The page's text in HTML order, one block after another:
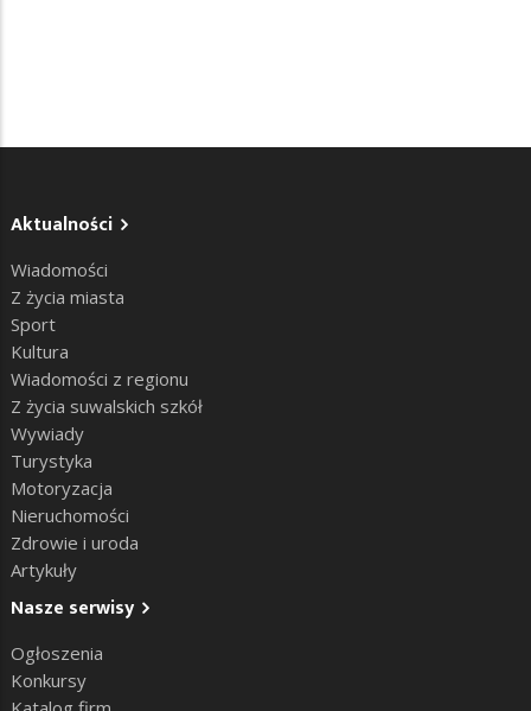
Aktualności
Wiadomości
Z życia miasta
Sport
Kultura
Wiadomości z regionu
Z życia suwalskich szkół
Wywiady
Turystyka
Motoryzacja
Nieruchomości
Zdrowie i uroda
Artykuły
Nasze serwisy
Ogłoszenia
Konkursy